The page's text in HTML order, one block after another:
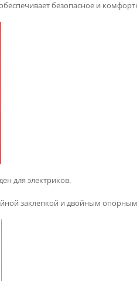
безопасное и
для электриков.
заклепкой и двойным